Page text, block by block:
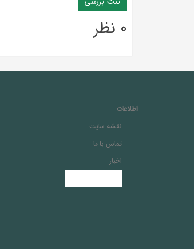
0 نظر
اطلاعات
نقشه سایت
تماس با ما
اخبار